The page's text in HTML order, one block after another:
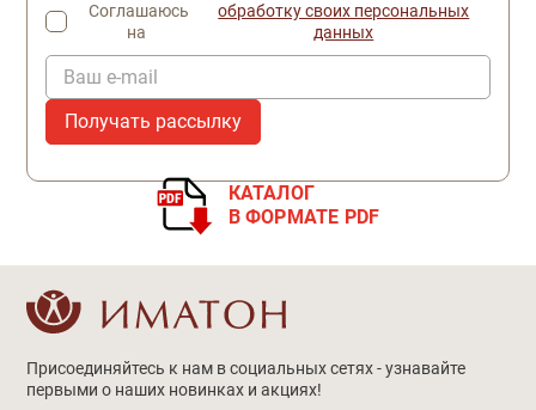
Соглашаюсь
на
обработку своих персональных
данных
Ваш e-mail
КАТАЛОГ
В ФОРМАТЕ PDF
Присоединяйтесь к нам в социальных сетях - узнавайте
первыми о наших новинках и акциях!